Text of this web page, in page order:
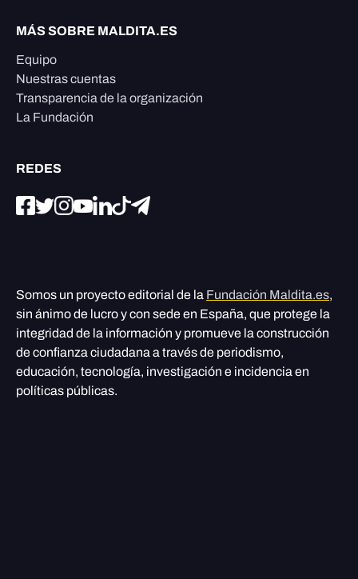
MÁS SOBRE MALDITA.ES
Equipo
Nuestras cuentas
Transparencia de la organización
La Fundación
REDES
Somos un proyecto editorial de la Fundación Maldita.es,
sin ánimo de lucro y con sede en España, que protege la
integridad de la información y promueve la construcción
de confianza ciudadana a través de periodismo,
educación, tecnología, investigación e incidencia en
políticas públicas.